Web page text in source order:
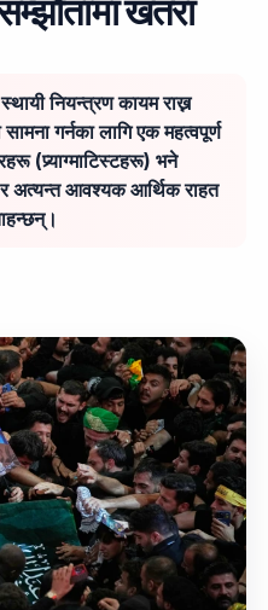
खतरा
नियन्त्रण कायम राख्न
गर्नका लागि एक महत्वपूर्ण
(प्र्याग्माटिस्टहरू) भने
र अत्यन्त आवश्यक आर्थिक राहत